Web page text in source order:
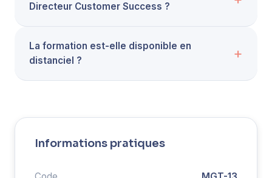
Directeur Customer Success ?
La formation est-elle disponible en
distanciel ?
Informations pratiques